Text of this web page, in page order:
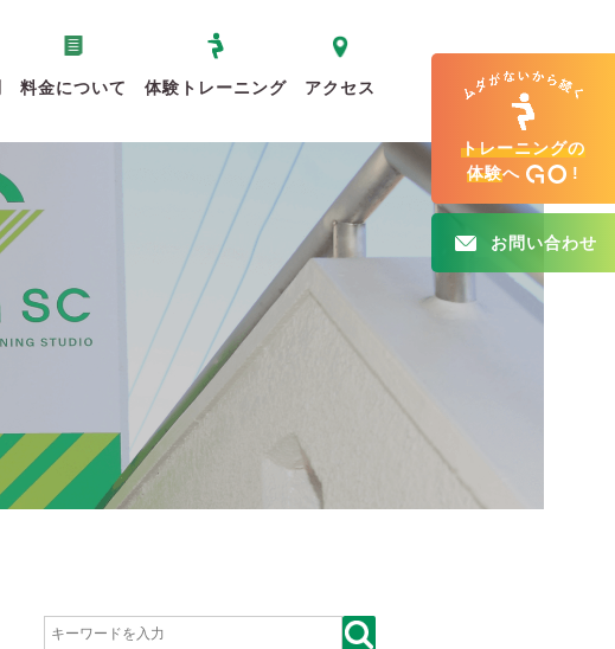
料金について 体験トレーニング アクセス
トレーニングの
体験へ !
お問い合わせ